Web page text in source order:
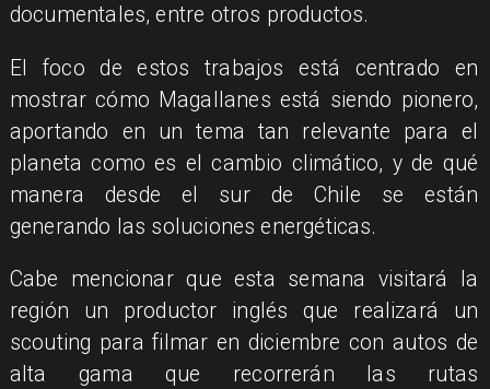
documentales, entre otros productos.
El foco de estos trabajos está centrado en
mostrar cómo Magallanes está siendo pionero,
aportando en un tema tan relevante para el
planeta como es el cambio climático, y de qué
manera desde el sur de Chile se están
generando las soluciones energéticas.
Cabe mencionar que esta semana visitará la
región un productor inglés que realizará un
scouting para filmar en diciembre con autos de
alta gama que recorrerán las rutas